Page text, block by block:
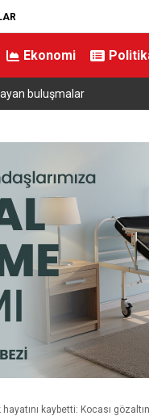
Ekonomi
buluşmalar
kaybetti: Kocası